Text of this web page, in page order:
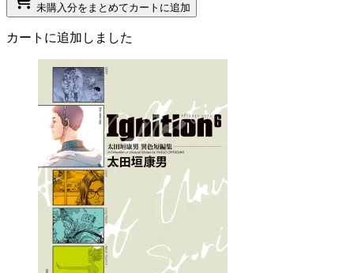
未購入分をまとめてカートに追加
カートに追加しました